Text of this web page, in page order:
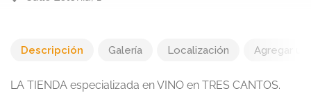
Descripción Galería Localización Agregar
LA TIENDA especializada en VINO en TRES CANTOS.